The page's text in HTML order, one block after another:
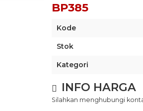
BP385
Kode
Stok
Kategori
INFO HARGA
Silahkan menghubungi